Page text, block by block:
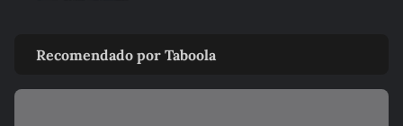
‘Cenário de guerra’
BRASIL
Recomendado por Taboola